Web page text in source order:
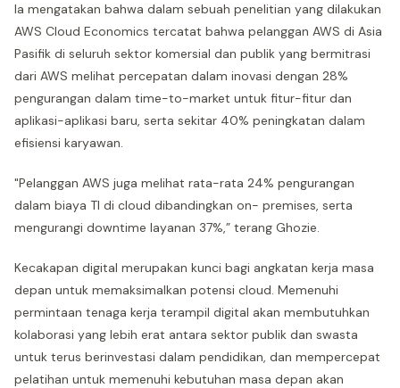
Ia mengatakan bahwa dalam sebuah penelitian yang dilakukan
AWS Cloud Economics tercatat bahwa pelanggan AWS di Asia
Pasifik di seluruh sektor komersial dan publik yang bermitrasi
dari AWS melihat percepatan dalam inovasi dengan 28%
pengurangan dalam time-to-market untuk fitur-fitur dan
aplikasi-aplikasi baru, serta sekitar 40% peningkatan dalam
efisiensi karyawan.
"Pelanggan AWS juga melihat rata-rata 24% pengurangan
dalam biaya TI di cloud dibandingkan on- premises, serta
mengurangi downtime layanan 37%,” terang Ghozie.
Kecakapan digital merupakan kunci bagi angkatan kerja masa
depan untuk memaksimalkan potensi cloud. Memenuhi
permintaan tenaga kerja terampil digital akan membutuhkan
kolaborasi yang lebih erat antara sektor publik dan swasta
untuk terus berinvestasi dalam pendidikan, dan mempercepat
pelatihan untuk memenuhi kebutuhan masa depan akan